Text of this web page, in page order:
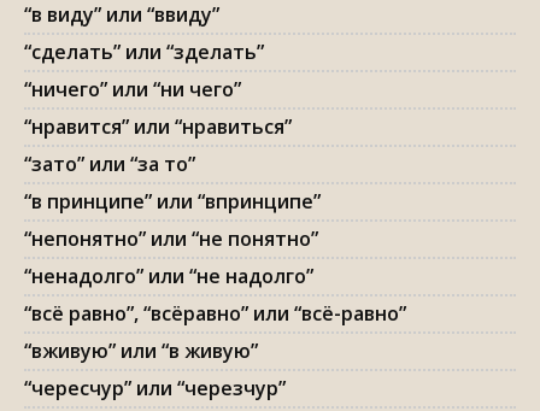
“в виду” или “ввиду”
“сделать” или “зделать”
“ничего” или “ни чего”
“нравится” или “нравиться”
“зато” или “за то”
“в принципе” или “впринципе”
“непонятно” или “не понятно”
“ненадолго” или “не надолго”
“всё равно”, “всёравно” или “всё-равно”
“вживую” или “в живую”
“чересчур” или “черезчур”